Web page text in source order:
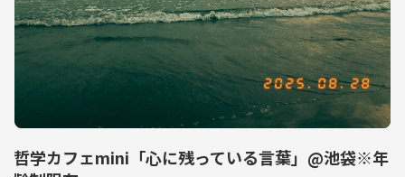
哲学カフェmini「心に残っている言葉」@池袋※年